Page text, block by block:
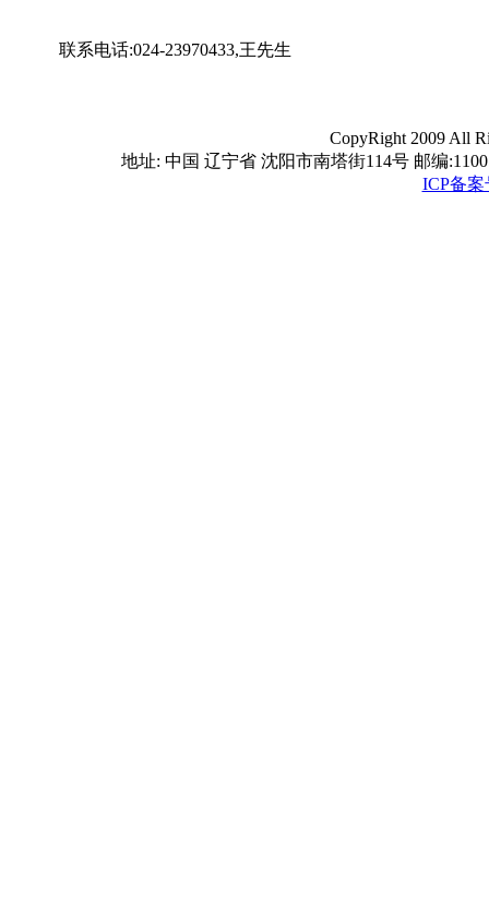
联系电话:024-23970433,王先生
CopyRight 2009 All
地址: 中国 辽宁省 沈阳市南塔街114号 邮编
ICP备案